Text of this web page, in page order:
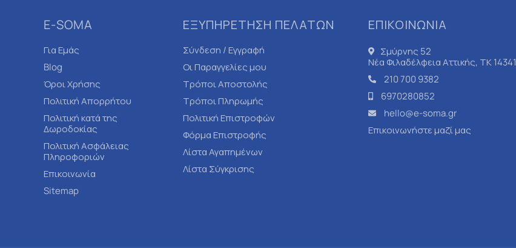
E-SOMA
Για Εμάς
Blog
Όροι Χρήσης
Πολιτική Απορρήτου
Πολιτική κατά της
Δωροδοκίας
Πολιτική Ασφάλειας
Πληροφοριών
Επικοινωνία
Sitemap
ΕΞΥΠΗΡΕΤΗΣΗ ΠΕΛΑΤΩΝ
Σύνδεση / Εγγραφή
Οι Παραγγελίες μου
Τρόποι Αποστολής
Τρόποι Πληρωμής
Πολιτική Επιστροφών
Φόρμα Επιστροφής
Λίστα Αγαπημένων
Λίστα Σύγκρισης
ΕΠΙΚΟΙΝΩΝΙΑ
Σμύρνης 52
Νέα Φιλαδέλφεια Αττικής, ΤΚ 14341
210 700 9382
6970280852
hello@e-soma.gr
Επικοινωνήστε μαζί μας